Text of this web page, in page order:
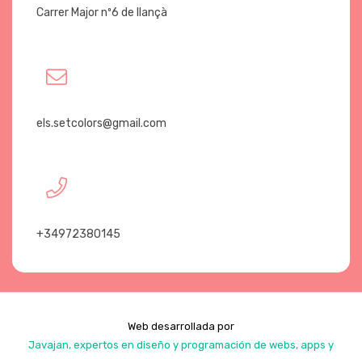
Carrer Major nº6 de llançà
els.setcolors@gmail.com
+34972380145
Web desarrollada por
Javajan, expertos en diseño y programación de webs, apps y